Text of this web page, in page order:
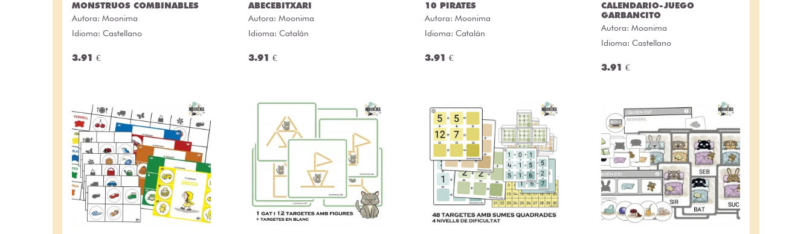
MONSTRUOS COMBINABLES
Autora: Moonima
Idioma: Castellano
3.91 €
ABECEBITXARI
Autora: Moonima
Idioma: Catalán
3.91 €
10 PIRATES
Autora: Moonima
Idioma: Catalán
3.91 €
CALENDARIO-JUEGO
GARBANCITO
Autora: Moonima
Idioma: Castellano
3.91 €